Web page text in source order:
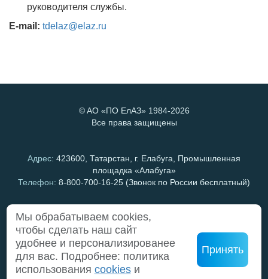
руководителя службы.
E-mail: tdelaz@elaz.ru
©AO «ПО ЕлАЗ»1984-2026
Все права защищены
Адрес: 423600, Татарстан, г. Елабуга, Промышленная
площадка «Алабуга»
Телефон: 8-800-700-16-25 (Звонок по России бесплатный)
Cоздание и поддержка
сайтаwww.elaz.ru
Мы обрабатываем cookies,
чтобы сделать наш сайт
удобнее и персонализированее
для вас. Подробнее: политика
использования cookiesи
Принять